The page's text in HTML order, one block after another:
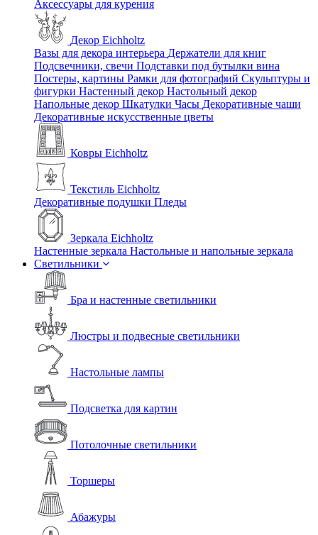
Аксессуары для курения
Декор Eichholtz
Вазы для декора интерьера Держатели для книг
Подсвечники, свечи Подставки под бутылки вина
Постеры, картины Рамки для фотографий Скульптуры и
фигурки Настенный декор Настольный декор
Напольные декор Шкатулки Часы Декоративные чаши
Декоративные искусственные цветы
Ковры Eichholtz
Текстиль Eichholtz
Декоративные подушки Пледы
Зеркала Eichholtz
Настенные зеркала Настольные и напольные зеркала
Светильники
Бра и настенные светильники
Люстры и подвесные светильники
Настольные лампы
Подсветка для картин
Потолочные светильники
Торшеры
Абажуры